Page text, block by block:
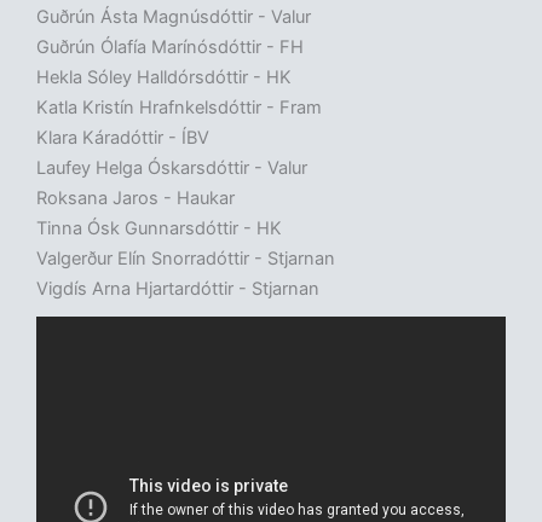
Guðrún Ásta Magnúsdóttir - Valur
Guðrún Ólafía Marínósdóttir - FH
Hekla Sóley Halldórsdóttir - HK
Katla Kristín Hrafnkelsdóttir - Fram
Klara Káradóttir - ÍBV
Laufey Helga Óskarsdóttir - Valur
Roksana Jaros - Haukar
Tinna Ósk Gunnarsdóttir - HK
Valgerður Elín Snorradóttir - Stjarnan
Vigdís Arna Hjartardóttir - Stjarnan